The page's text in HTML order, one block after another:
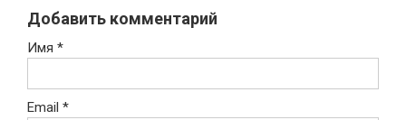
Добавить комментарий
Имя *
Email *